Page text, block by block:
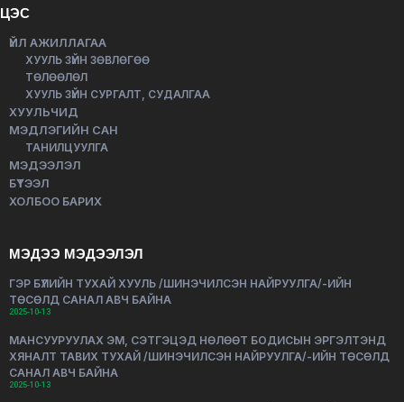
ЦЭС
ҮЙЛ АЖИЛЛАГАА
ХУУЛЬ ЗҮЙН ЗӨВЛӨГӨӨ
ТӨЛӨӨЛӨЛ
ХУУЛЬ ЗҮЙН СУРГАЛТ, СУДАЛГАА
ХУУЛЬЧИД
МЭДЛЭГИЙН САН
ТАНИЛЦУУЛГА
МЭДЭЭЛЭЛ
БҮТЭЭЛ
ХОЛБОО БАРИХ
МЭДЭЭ МЭДЭЭЛЭЛ
ГЭР БҮЛИЙН ТУХАЙ ХУУЛЬ /ШИНЭЧИЛСЭН НАЙРУУЛГА/-ИЙН
ТӨСӨЛД САНАЛ АВЧ БАЙНА
2025-10-13
МАНСУУРУУЛАХ ЭМ, СЭТГЭЦЭД НӨЛӨӨТ БОДИСЫН ЭРГЭЛТЭНД
ХЯНАЛТ ТАВИХ ТУХАЙ /ШИНЭЧИЛСЭН НАЙРУУЛГА/-ИЙН ТӨСӨЛД
САНАЛ АВЧ БАЙНА
2025-10-13